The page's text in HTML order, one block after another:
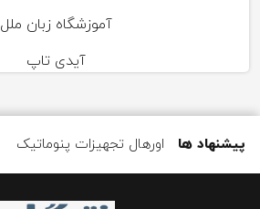
آموزشگاه زبان ملل
آیدی تاپ
پیشنهاد ها اورهال تجهیزات پنوماتیک